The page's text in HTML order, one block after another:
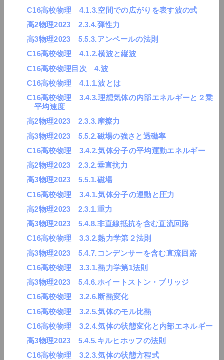
C16高校物理 4.1.3.空間での広がりを表す波の式
高2物理2023 2.3.4.弾性力
高3物理2023 5.5.3.アンペールの法則
C16高校物理 4.1.2.横波と縦波
C16高校物理目次 4.波
C16高校物理 4.1.1.波とは
C16高校物理 3.4.3.理想気体の内部エネルギーと２乗
平均速度
高2物理2023 2.3.3.摩擦力
高3物理2023 5.5.2.磁場の強さと透磁率
C16高校物理 3.4.2.気体分子の平均運動エネルギー
高2物理2023 2.3.2.垂直抗力
高3物理2023 5.5.1.磁場
C16高校物理 3.4.1.気体分子の運動と圧力
高2物理2023 2.3.1.重力
高3物理2023 5.4.8.非直線抵抗を含む直流回路
C16高校物理 3.3.2.熱力学第２法則
高3物理2023 5.4.7.コンデンサーを含む直流回路
C16高校物理 3.3.1.熱力学第1法則
高3物理2023 5.4.6.ホイートストン・ブリッジ
C16高校物理 3.2.6.断熱変化
C16高校物理 3.2.5.気体のモル比熱
C16高校物理 3.2.4.気体の状態変化と内部エネルギー
高3物理2023 5.4.5.キルヒホッフの法則
C16高校物理 3.2.3.気体の状態方程式